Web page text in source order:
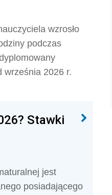
wzrosło
podczas
września 2026 r.
Stawki
jest
posiadającego